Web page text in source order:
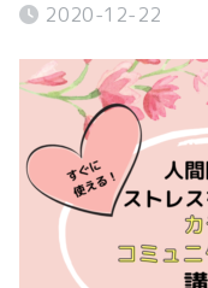
2020-12-22